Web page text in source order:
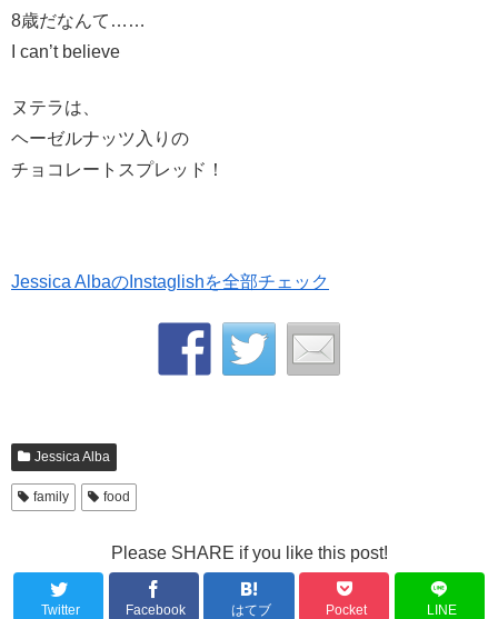
8歳だなんて……
I can’t believe
ヌテラは、
ヘーゼルナッツ入りの
チョコレートスプレッド！
Jessica AlbaのInstaglishを全部チェック
Jessica Alba
family food
Please SHARE if you like this post!
Twitter Facebook はてブ Pocket LINE